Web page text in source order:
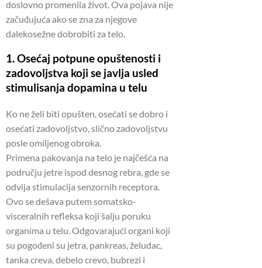
doslovno promenila život. Ova pojava nije
začuđujuća ako se zna za njegove
dalekosežne dobrobiti za telo.
1. Osećaj potpune opuštenosti i
zadovoljstva koji se javlja usled
stimulisanja dopamina u telu
Ko ne želi biti opušten, osećati se dobro i
osećati zadovoljstvo, slično zadovoljstvu
posle omiljenog obroka.
Primena pakovanja na telo je najčešća na
području jetre ispod desnog rebra, gde se
odvija stimulacija senzornih receptora.
Ovo se dešava putem somatsko-
visceralnih refleksa koji šalju poruku
organima u telu.Odgovarajući organi koji
su pogođeni su jetra, pankreas, želudac,
tanka creva, debelo crevo, bubrezi i